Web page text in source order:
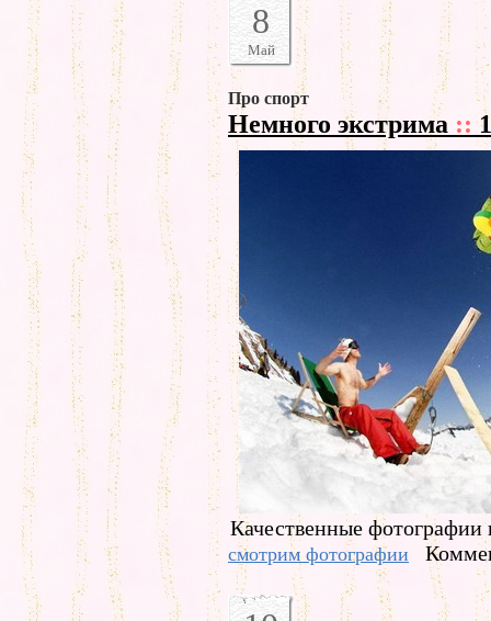
8
Май
Про спорт
Немного экстрима ::
Качественные фотографии
смотрим фотографии